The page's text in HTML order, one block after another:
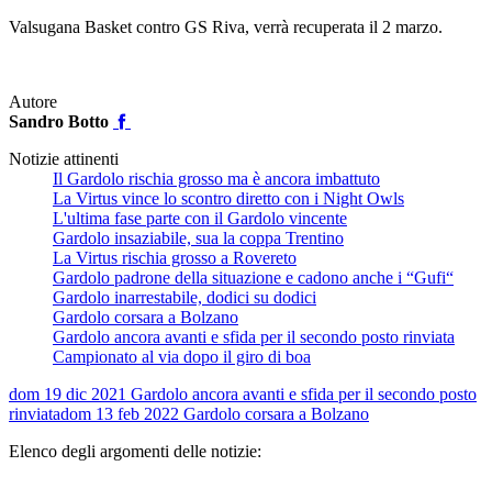
Valsugana Basket contro GS Riva, verrà recuperata il 2 marzo.
Autore
Sandro Botto
Notizie attinenti
Il Gardolo rischia grosso ma è ancora imbattuto
La Virtus vince lo scontro diretto con i Night Owls
L'ultima fase parte con il Gardolo vincente
Gardolo insaziabile, sua la coppa Trentino
La Virtus rischia grosso a Rovereto
Gardolo padrone della situazione e cadono anche i “Gufi“
Gardolo inarrestabile, dodici su dodici
Gardolo corsara a Bolzano
Gardolo ancora avanti e sfida per il secondo posto rinviata
Campionato al via dopo il giro di boa
dom 19 dic 2021 Gardolo ancora avanti e sfida per il secondo posto
rinviatadom 13 feb 2022 Gardolo corsara a Bolzano
Elenco degli argomenti delle notizie: